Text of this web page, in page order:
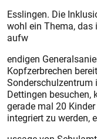
Esslingen. Die
wohl ein Thema,
aufw
endigen
Kopfzerbrechen
Sonderschulzentrum
Dettingen besuchen,
gerade mal 20
integ­riert zu werden,